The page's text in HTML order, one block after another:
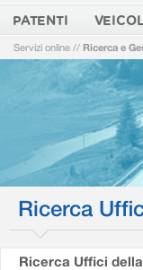
PATENTI
Servizi online // Ricerca e
Ricerca
Ricerca Uffici della